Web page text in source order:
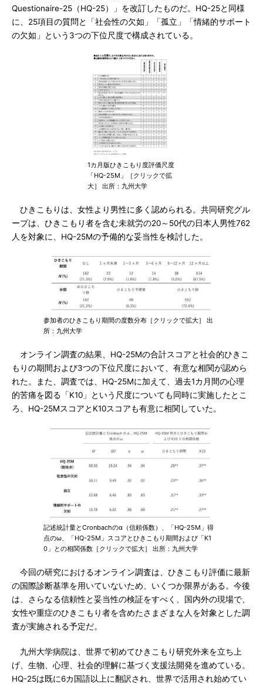
Questionaire-25（HQ-25）」を改訂したものだ。HQ-25と同様
に、25項目の質問と「社会性の欠如」「孤立」「情緒的サポート
の欠如」という3つの下位尺度で構成されている。
1カ月版ひきこもり度評価尺度
「HQ-25M」［クリックで拡
大］ 出所：九州大学
ひきこもりは、女性より男性に多く認められる。共同研究グル
ープは、ひきこもり者を含む未就労の20～50代の日本人男性762
人を対象に、HQ-25Mの予備的な妥当性を検討した。
参加者のひきこもり期間の度数分布［クリックで拡大］ 出
所：九州大学
オンライン調査の結果、HQ-25Mの合計スコアと社会的ひきこ
もりの期間および3つの下位尺度において、有意な相関が認めら
れた。また、調査では、HQ-25Mに加えて、過去1カ月間の心理
的苦痛を図る「K10」という尺度についても同時に実施したとこ
ろ、HQ-25MスコアとK10スコアも有意に相関していた。
記述統計量とCronbachのα（信頼係数）、「HQ-25M」得
点のω、「HQ-25M」スコアとひきこもり期間および「K1
0」との相関係数［クリックで拡大］ 出所：九州大学
今回の研究におけるオンライン調査は、ひきこもり評価に最新
の国際診断基準を用いていないため、いくつか限界がある。今後
は、さらなる信頼性と妥当性の検証をすべく、国内外の現場で、
女性や重症のひきこもり者を含めたさまざまな人を対象とした調
査が実施される予定だ。
九州大学病院は、世界で初めてひきこもり研究外来を立ち上
げ、生物、心理、社会的理解に基づく支援法開発を進めている。
HQ-25は既に6カ国語以上に翻訳され、世界で活用され始めてい